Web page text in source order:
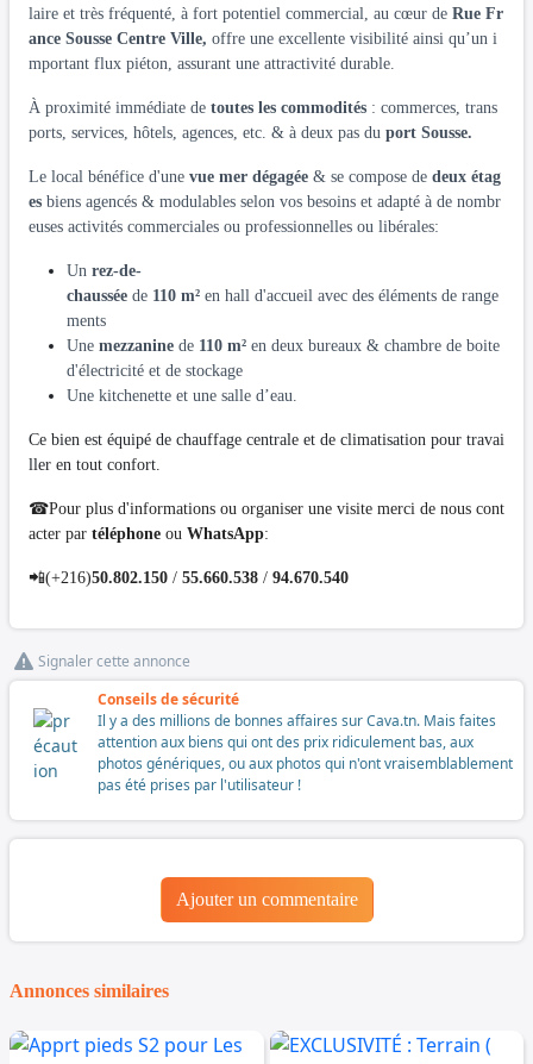
laire et très fréquenté, à fort potentiel commercial, au cœur de Rue Fr
ance Sousse Centre Ville, offre une excellente visibilité ainsi qu’un i
mportant flux piéton, assurant une attractivité durable.
À proximité immédiate de toutes les commodités : commerces, trans
ports, services, hôtels, agences, etc. & à deux pas du port Sousse.
Le local bénéfice d'une vue mer dégagée & se compose de deux étag
es biens agencés & modulables selon vos besoins et adapté à de nombr
euses activités commerciales ou professionnelles ou libérales:
Un rez-de-
chaussée de 110 m² en hall d'accueil avec des éléments de range
ments
Une mezzanine de 110 m² en deux bureaux & chambre de boite
d'électricité et de stockage
Une kitchenette et une salle d’eau.
Ce bien est équipé de chauffage centrale et de climatisation pour travai
ller en tout confort.
☎Pour plus d'informations ou organiser une visite merci de nous cont
acter par téléphone ou WhatsApp:
📲(+216)50.802.150 / 55.660.538 / 94.670.540
Signaler cette annonce
Conseils de sécurité
Il y a des millions de bonnes affaires sur Cava.tn. Mais faites
attention aux biens qui ont des prix ridiculement bas, aux
photos génériques, ou aux photos qui n'ont vraisemblablement
pas été prises par l'utilisateur !
Ajouter un commentaire
Annonces similaires